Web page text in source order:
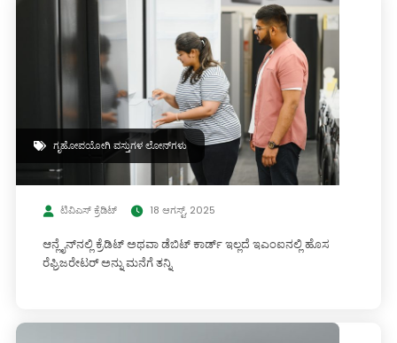
ಗೃಹೋಪಯೋಗಿ ವಸ್ತುಗಳ ಲೋನ್‌ಗಳು
ಟಿವಿಎಸ್ ಕ್ರೆಡಿಟ್ 18 ಆಗಸ್ಟ್, 2025
ಆನ್ಲೈನ್‌ನಲ್ಲಿ ಕ್ರೆಡಿಟ್ ಅಥವಾ ಡೆಬಿಟ್ ಕಾರ್ಡ್ ಇಲ್ಲದೆ ಇಎಂಐನಲ್ಲಿ ಹೊಸ
ರೆಫ್ರಿಜರೇಟರ್ ಅನ್ನು ಮನೆಗೆ ತನ್ನಿ